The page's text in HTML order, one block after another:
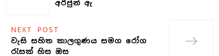
අර්ජුන් ඇ
NEXT POST
වැසි සහිත කාලගුණය සමග රෝග
රැසක් හිස ඔස